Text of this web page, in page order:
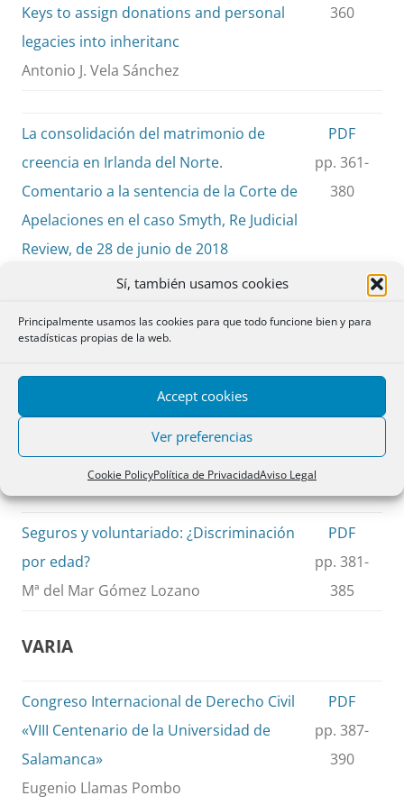
Sí, también usamos cookies
Principalmente usamos las cookies para que todo funcione bien y para
estadísticas propias de la web.
Accept cookies
Ver preferencias
Cookie PolicyPolítica de PrivacidadAviso Legal
Keys to assign donations and personal
legacies into inheritanc
Antonio J. Vela Sánchez
360
La consolidación del matrimonio de
creencia en Irlanda del Norte.
Comentario a la sentencia de la Corte de
Apelaciones en el caso Smyth, Re Judicial
Review, de 28 de junio de 2018
The recognition of belief marriages in
decision of the Court of Appeal in
José Ramón Polo Sabau
PDF
pp. 361-
380
CUESTIONES
Seguros y voluntariado: ¿Discriminación
por edad?
Mª del Mar Gómez Lozano
PDF
pp. 381-
385
VARIA
Congreso Internacional de Derecho Civil
«VIII Centenario de la Universidad de
Salamanca»
Eugenio Llamas Pombo
PDF
pp. 387-
390